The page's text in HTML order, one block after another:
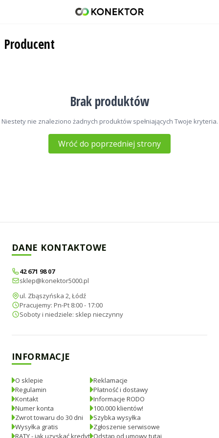
KerberosSDR
Producent
Brak produktów
Niestety nie znaleziono żadnych produktów spełniających Twoje kryteria.
Wróć do poprzedniej strony
DANE KONTAKTOWE
42 671 98 07
sklep@konektor5000.pl
ul. Zbąszyńska 2, Łódź
Pracujemy: Pn-Pt 8:00 - 17:00
Soboty i niedziele: sklep nieczynny
INFORMACJE
O sklepie
Regulamin
Kontakt
Numer konta
Zwrot towaru do 30 dni
Wysyłka gratis
RATY - jak uzyskać kredyt
Reklamacje
Płatność i dostawy
Informacje RODO
100.000 klientów!
Szybka wysyłka
Zgłoszenie serwisowe
Odstąp od umowy tutaj